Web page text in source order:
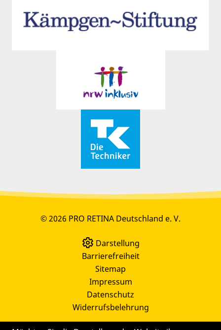
© 2026 PRO RETINA Deutschland e. V.
Darstellung
Barrierefreiheit
Sitemap
Impressum
Datenschutz
Widerrufsbelehrung